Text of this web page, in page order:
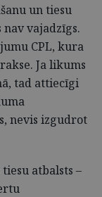
un tiesu
vajadzīgs.
CPL, kura
Ja likums
tad attiecīgi
nevis izgudrot
atbalsts –